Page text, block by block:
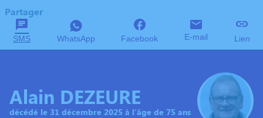
Partager
SMS WhatsApp Facebook E-mail Lien
Alain DEZEURE
décédé le 31 décembre 2025 à l'âge de 75 ans